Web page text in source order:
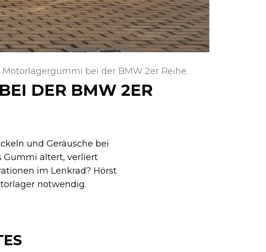
Motorlagergummi bei der BMW 2er Reihe
DER BMW 2ER
und Geräusche bei
Gummi altert, verliert
im Lenkrad? Hörst
notwendig.